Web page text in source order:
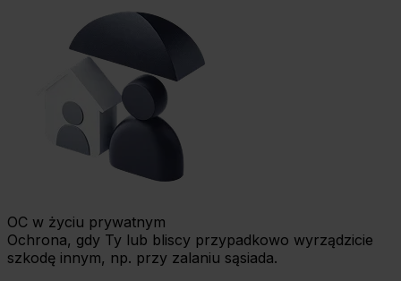
OC w życiu prywatnym
Ochrona, gdy Ty lub bliscy przypadkowo wyrządzicie
szkodę innym, np. przy zalaniu sąsiada.